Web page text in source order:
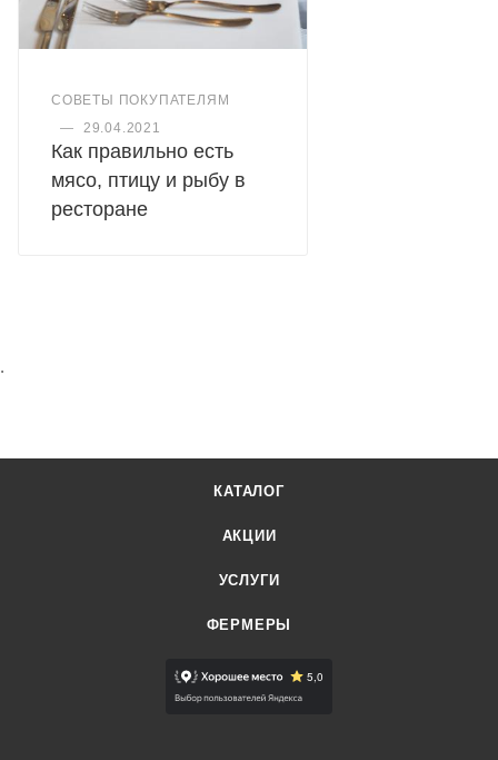
СОВЕТЫ ПОКУПАТЕЛЯМ
—
29.04.2021
Как правильно есть
мясо, птицу и рыбу в
ресторане
.
КАТАЛОГ
АКЦИИ
УСЛУГИ
ФЕРМЕРЫ